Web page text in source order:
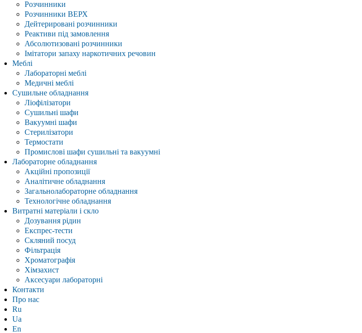
Розчинники
Розчинники ВЕРХ
Дейтерировані розчинники
Реактиви під замовлення
Абсолютизовані розчинники
Імітатори запаху наркотичних речовин
Меблі
Лабораторні меблі
Медичні меблі
Сушильне обладнання
Ліофілізатори
Сушильні шафи
Вакуумні шафи
Стерилізатори
Термостати
Промислові шафи сушильні та вакуумні
Лабораторне обладнання
Акційні пропозиції
Аналітичне обладнання
Загальнолабораторне обладнання
Технологічне обладнання
Витратні матеріали і скло
Дозування рідин
Експрес-тести
Скляний посуд
Фільтрація
Хроматографія
Хімзахист
Аксесуари лабораторні
Контакти
Про нас
Ru
Ua
En